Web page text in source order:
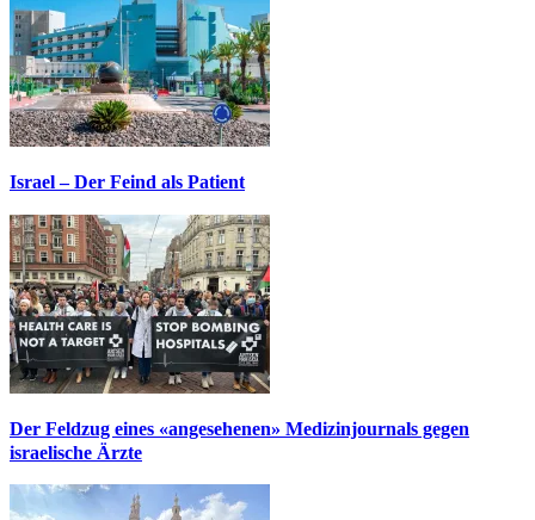
Israel – Der Feind als Patient
Der Feldzug eines «angesehenen» Medizinjournals gegen
israelische Ärzte